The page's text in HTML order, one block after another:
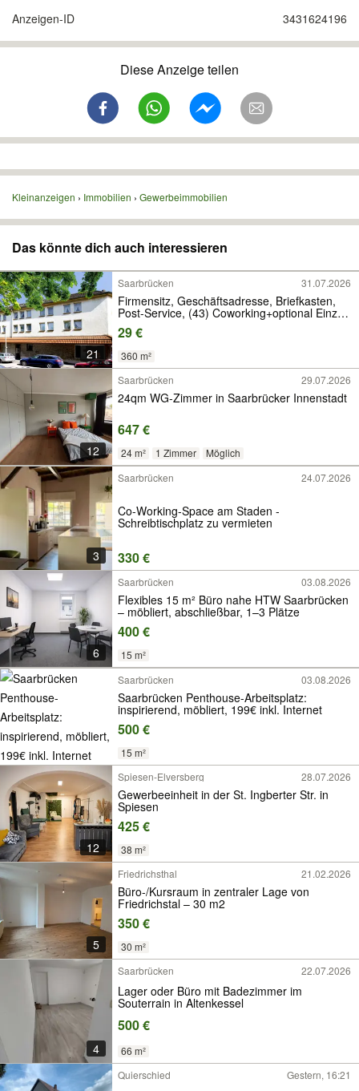
Anzeigen-ID 3431624196
Diese Anzeige teilen
Kleinanzeigen Immobilien Gewerbeimmobilien
Das könnte dich auch interessieren
21
Saarbrücken 31.07.2026
Firmensitz, Geschäftsadresse, Briefkasten,
Post-Service, (43) Coworking+optional Einzel-
Büro
29 €
360 m²
12
Saarbrücken 29.07.2026
24qm WG-Zimmer in Saarbrücker Innenstadt
647 €
24 m² 1 Zimmer Möglich
3
Saarbrücken 24.07.2026
Co-Working-Space am Staden -
Schreibtischplatz zu vermieten
330 €
6
Saarbrücken 03.08.2026
Flexibles 15 m² Büro nahe HTW Saarbrücken
– möbliert, abschließbar, 1–3 Plätze
400 €
15 m²
Saarbrücken
03.08.2026
Saarbrücken Penthouse-Arbeitsplatz:
inspirierend, möbliert, 199€ inkl. Internet
500 €
15 m²
12
Spiesen-Elversberg 28.07.2026
Gewerbeeinheit in der St. Ingberter Str. in
Spiesen
425 €
38 m²
5
Friedrichsthal 21.02.2026
Büro-/Kursraum in zentraler Lage von
Friedrichstal – 30 m2
350 €
30 m²
4
Saarbrücken 22.07.2026
Lager oder Büro mit Badezimmer im
Souterrain in Altenkessel
500 €
66 m²
Quierschied
Gestern, 16:21